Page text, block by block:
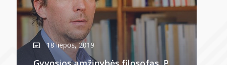
18 liepos, 2019